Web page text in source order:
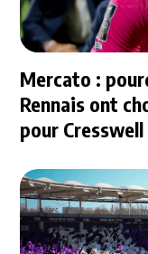
Mercato :
Rennais ont
pour Cresswell